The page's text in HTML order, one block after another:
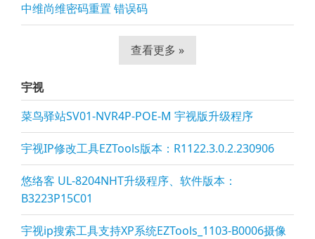
中维尚维密码重置 错误码
查看更多 »
宇视
菜鸟驿站SV01-NVR4P-POE-M 宇视版升级程序
宇视IP修改工具EZTools版本：R1122.3.0.2.230906
悠络客 UL-8204NHT升级程序、软件版本：
B3223P15C01
宇视ip搜索工具支持XP系统EZTools_1103-B0006摄像